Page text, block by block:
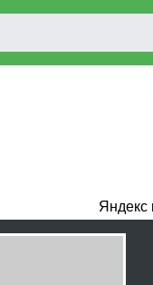
Яндекс